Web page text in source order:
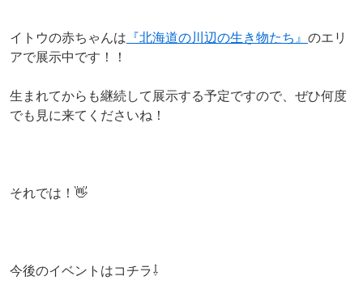
イトウの赤ちゃんは 『北海道の川辺の生き物たち』 のエリ
アで展示中です！！
生まれてからも継続して展示する予定ですので、ぜひ何度
でも見に来てくださいね！
それでは！👋
今後のイベントはコチラ⇩